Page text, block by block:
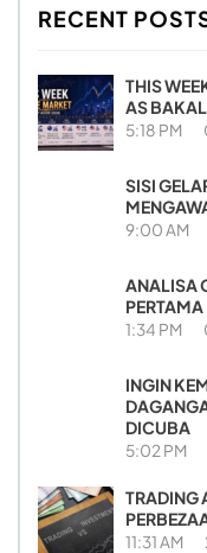
RECENT
THIS
AS
5:18 PM
SISI
9:00 AM
ANALISA
PERTAMA
1:34 PM
INGIN
DICUBA
5:02 PM
TRADING
11:31 AM